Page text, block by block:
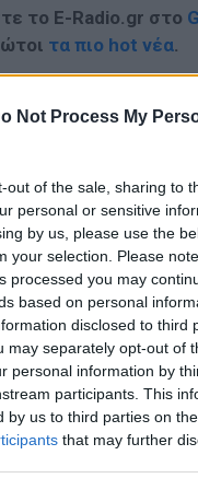
Not Process My
out of the sale, sharing to
personal or sensitive
by us, please use the
your selection. Please
processed you may
based on personal
disclosed to third
may separately opt-out of
personal information by
participants. This
by us to third parties on the
that may further
το E-Radio.gr στο
τα πιο hot νέα.
στο E-Daily.gr; Τα
κλικ!
ΔΙΑΦΗΜΙΣΗ